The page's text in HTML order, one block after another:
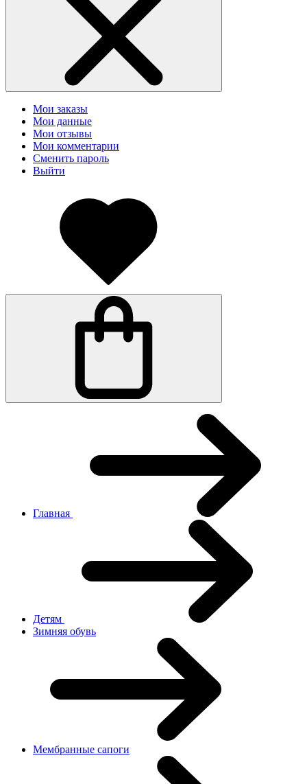
Мои заказы
Мои данные
Мои отзывы
Мои комментарии
Сменить пароль
Выйти
Главная
Детям
Зимняя обувь
Мембранные сапоги